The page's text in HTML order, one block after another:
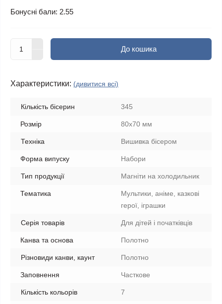
Бонусні бали: 2.55
До кошика
Характеристики: (дивитися всі)
Кількість бісерин 345
Розмір 80х70 мм
Техніка Вишивка бісером
Форма випуску Набори
Тип продукції Магніти на холодильник
Тематика
Мультики, аніме, казкові
герої, іграшки
Серія товарів Для дітей і початківців
Канва та основа Полотно
Різновиди канви, каунт Полотно
Заповнення Часткове
Кількість кольорів 7